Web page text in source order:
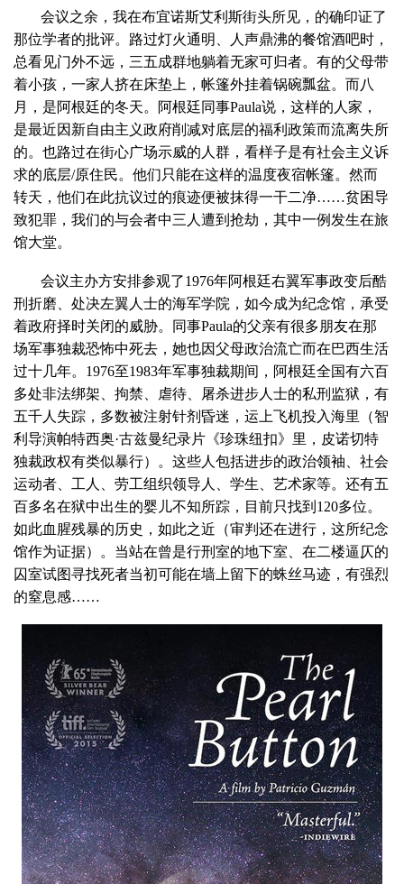
会议之余，我在布宜诺斯艾利斯街头所见，的确印证了
那位学者的批评。路过灯火通明、人声鼎沸的餐馆酒吧时，
总看见门外不远，三五成群地躺着无家可归者。有的父母带
着小孩，一家人挤在床垫上，帐篷外挂着锅碗瓢盆。而八
月，是阿根廷的冬天。阿根廷同事Paula说，这样的人家，
是最近因新自由主义政府削减对底层的福利政策而流离失所
的。也路过在街心广场示威的人群，看样子是有社会主义诉
求的底层/原住民。他们只能在这样的温度夜宿帐篷。然而
转天，他们在此抗议过的痕迹便被抹得一干二净……贫困导
致犯罪，我们的与会者中三人遭到抢劫，其中一例发生在旅
馆大堂。
会议主办方安排参观了1976年阿根廷右翼军事政变后酷
刑折磨、处决左翼人士的海军学院，如今成为纪念馆，承受
着政府择时关闭的威胁。同事Paula的父亲有很多朋友在那
场军事独裁恐怖中死去，她也因父母政治流亡而在巴西生活
过十几年。1976至1983年军事独裁期间，阿根廷全国有六百
多处非法绑架、拘禁、虐待、屠杀进步人士的私刑监狱，有
五千人失踪，多数被注射针剂昏迷，运上飞机投入海里（智
利导演帕特西奥·古兹曼纪录片《珍珠纽扣》里，皮诺切特
独裁政权有类似暴行）。这些人包括进步的政治领袖、社会
运动者、工人、劳工组织领导人、学生、艺术家等。还有五
百多名在狱中出生的婴儿不知所踪，目前只找到120多位。
如此血腥残暴的历史，如此之近（审判还在进行，这所纪念
馆作为证据）。当站在曾是行刑室的地下室、在二楼逼仄的
囚室试图寻找死者当初可能在墙上留下的蛛丝马迹，有强烈
的窒息感……